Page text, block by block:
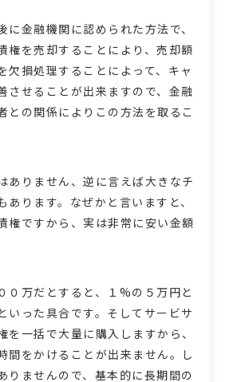
に金融機関に認められた方法で、
権を売却することにより、売却額
欠損処理することによって、キャ
させることが出来ますので、金融
との関係によりこの方法を取るこ
ありません、逆に言えば大きなチ
あります。なぜかと言いますと、
権ですから、実は非常に安い金額
０万だとすると、１%の５万円と
いった具合です。そしてサービサ
を一括で大量に購入しますから、
間をかけることが出来ません。し
りませんので、基本的に長期間の